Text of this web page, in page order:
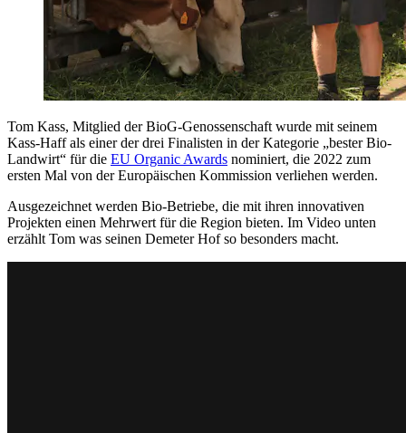
Tom Kass, Mitglied der BioG-Genossenschaft wurde mit seinem
Kass-Haff als einer der drei Finalisten in der Kategorie „bester Bio-
Landwirt“ für die EU Organic Awards nominiert, die 2022 zum
ersten Mal von der Europäischen Kommission verliehen werden.
Ausgezeichnet werden Bio-Betriebe, die mit ihren innovativen
Projekten einen Mehrwert für die Region bieten. Im Video unten
erzählt Tom was seinen Demeter Hof so besonders macht.